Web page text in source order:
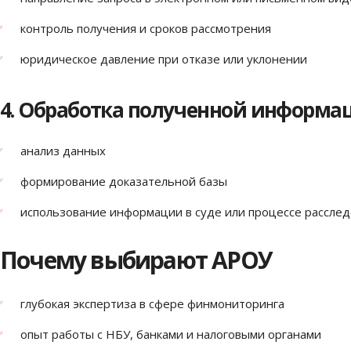
контроль получения и сроков рассмотрения
юридическое давление при отказе или уклонении
4. Обработка полученной
анализ данных
формирование доказательной базы
использование информации в суде или процессе
Почему выбирают АРОУ
глубокая экспертиза в сфере финмониторинга
опыт работы с НБУ, банками и налоговыми органами